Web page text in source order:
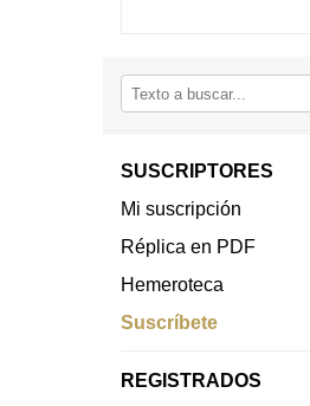
SUSCRIPTORES
Mi suscripción
Réplica en PDF
Hemeroteca
Suscríbete
REGISTRADOS